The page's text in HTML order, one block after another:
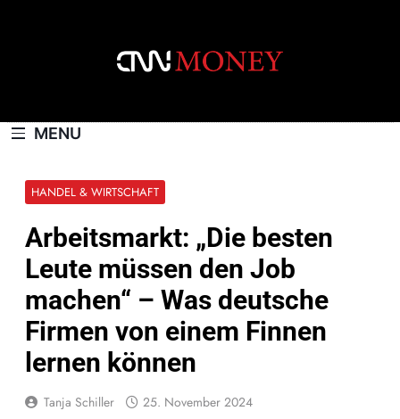
MENU
HANDEL & WIRTSCHAFT
Arbeitsmarkt: „Die besten
Leute müssen den Job
machen“ – Was deutsche
Firmen von einem Finnen
lernen können
Tanja Schiller 25. November 2024